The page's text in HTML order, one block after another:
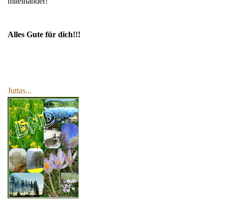
Alles Gute für dich!!!
Juttas...